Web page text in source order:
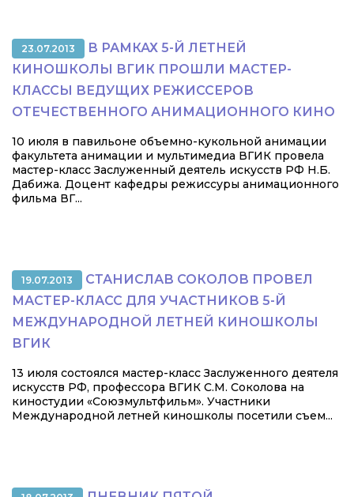
23.07.2013
В РАМКАХ 5-Й ЛЕТНЕЙ
КИНОШКОЛЫ ВГИК ПРОШЛИ МАСТЕР-
КЛАССЫ ВЕДУЩИХ РЕЖИССЕРОВ
ОТЕЧЕСТВЕННОГО АНИМАЦИОННОГО КИНО
10 июля в павильоне объемно-кукольной анимации
факультета анимации и мультимедиа ВГИК провела
мастер-класс Заслуженный деятель искусств РФ Н.Б.
Дабижа. Доцент кафедры режиссуры анимационного
фильма ВГ...
19.07.2013
СТАНИСЛАВ СОКОЛОВ ПРОВЕЛ
МАСТЕР-КЛАСС ДЛЯ УЧАСТНИКОВ 5-Й
МЕЖДУНАРОДНОЙ ЛЕТНЕЙ КИНОШКОЛЫ
ВГИК
13 июля состоялся мастер-класс Заслуженного деятеля
искусств РФ, профессора ВГИК С.М. Соколова на
киностудии «Союзмультфильм». Участники
Международной летней киношколы посетили съем...